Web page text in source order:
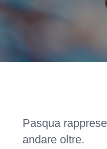
Pasqua
andare oltre.